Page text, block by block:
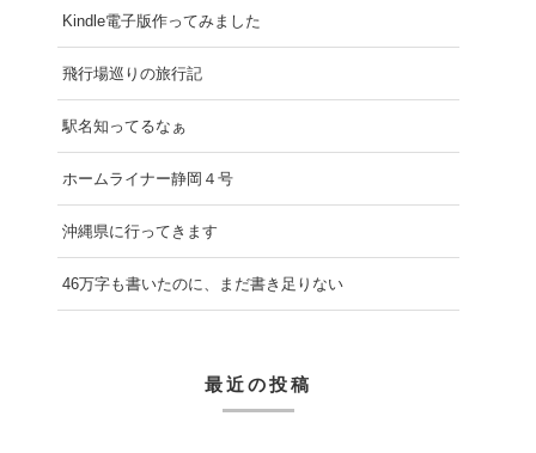
Kindle電子版作ってみました
飛行場巡りの旅行記
駅名知ってるなぁ
ホームライナー静岡４号
沖縄県に行ってきます
46万字も書いたのに、まだ書き足りない
最近の投稿